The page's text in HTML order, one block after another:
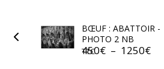
BŒUF : ABATTOIR -
PHOTO 2 NB
450€ – 1250€
TTC